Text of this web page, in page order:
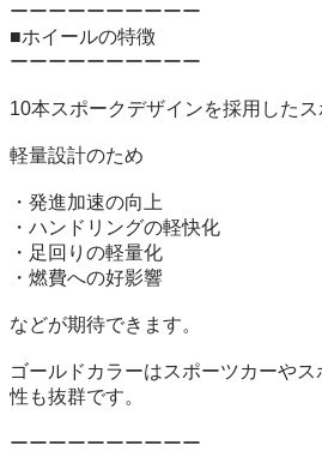
ーーーーーーーーーー
■ホイールの特徴
ーーーーーーーーーー
10本スポークデザインを採用したス
軽量設計のため
・発進加速の向上
・ハンドリングの軽快化
・足回りの軽量化
・燃費への好影響
などが期待できます。
ゴールドカラーはスポーツカーや
性も抜群です。
ーーーーーーーーーー